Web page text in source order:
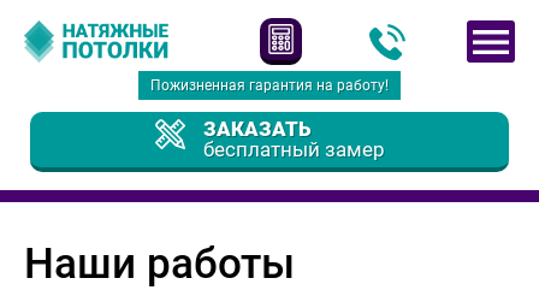
Пожизненная гарантия на работу!
ЗАКАЗАТЬ
бесплатный замер
Наши работы